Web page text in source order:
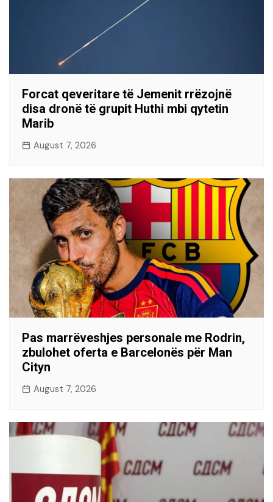
Forcat qeveritare të Jemenit rrëzojnë
disa dronë të grupit Huthi mbi qytetin
Marib
August 7, 2026
Pas marrëveshjes personale me Rodrin,
zbulohet oferta e Barcelonës për Man
Cityn
August 7, 2026